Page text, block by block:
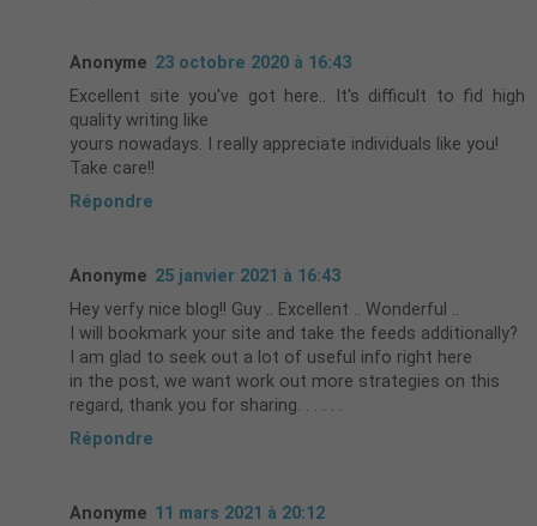
Anonyme 23 octobre 2020 à 16:43
Excellent site you've got here.. It's difficult to fid high
quality writing like
yours nowadays. I really appreciate individuals like you!
Take care!!
Répondre
Anonyme 25 janvier 2021 à 16:43
Hey verfy nice blog!! Guy .. Excellent .. Wonderful ..
I will bookmark your site and take the feeds additionally?
I am glad to seek out a lot of useful info right here
in the post, we want work out more strategies on this
regard, thank you for sharing. . . . . .
Répondre
Anonyme 11 mars 2021 à 20:12